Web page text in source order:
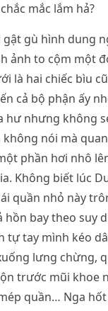
mắc lắm hả?
gù hình dung
ảnh to cộm một
là hai chiếc bìu
cả bộ phận ấy
hư nhưng không
không nói mà
phần hơi nhô
Không biết lúc
quần nhỏ này
hồn bay theo suy
tự tay mình kéo
lưng chừng,
trước mũi khoe
quần… Nga